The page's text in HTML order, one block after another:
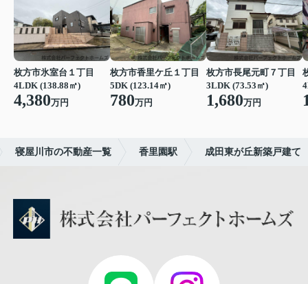
枚方市氷室台１丁目
4LDK (138.88㎡)
4,380万円
枚方市香里ケ丘１丁目
5DK (123.14㎡)
780万円
枚方市長尾元町７丁目
3LDK (73.53㎡)
1,680万円
寝屋川市の不動産一覧 香里園駅 成田東が丘新築戸建て